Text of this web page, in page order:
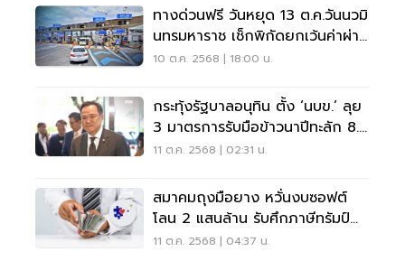
ทางด่วนฟรี วันหยุด 13 ต.ค.วันนวมิ
นทรมหาราช เช็กพิกัดยกเว้นค่าผ่าน
ทางที่นี่
10 ต.ค. 2568 | 18:00 น.
กระทุ้งรัฐบาลอนุทิน ตั้ง ‘นบข.’ ลุย
3 มาตรการรับมือข้าวนาปีทะลัก 8.5
ล้านตัน
11 ต.ค. 2568 | 02:31 น.
สมาคมถุงมือยาง หวั่นงบซอฟต์
โลน 2 แสนล้าน รับศึกภาษีทรัมป์
โยกโปะคนละครึ่งพลัส
11 ต.ค. 2568 | 04:37 น.